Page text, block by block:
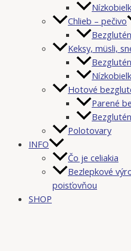
Chlieb – pečivo
Keksy, müsli,
Hotové
Parené
Polotovary
INFO
Čo je celiakia
Bezlepkové
poisťovňou
SHOP